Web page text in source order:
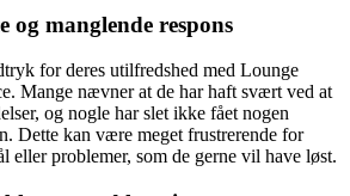
og manglende respons
for deres utilfredshed med Lounge
Mange nævner at de har haft svært ved at
og nogle har slet ikke fået nogen
Dette kan være meget frustrerende for
eller problemer, som de gerne vil have løst.